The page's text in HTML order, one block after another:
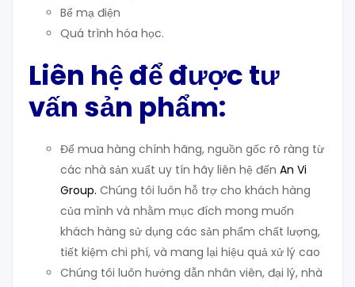
Bể mạ điện
Quá trình hóa học.
Liên hệ để được tư
vấn sản phẩm:
Để mua hàng chính hãng, nguồn gốc rõ ràng từ
các nhà sản xuất uy tín hãy liên hệ đến An Vi
Group. Chúng tôi luôn hỗ trợ cho khách hàng
của mình và nhằm mục đích mong muốn
khách hàng sử dụng các sản phẩm chất lượng,
tiết kiệm chi phí, và mang lại hiệu quả xử lý cao
Chúng tôi luôn hướng dẫn nhân viên, đại lý, nhà